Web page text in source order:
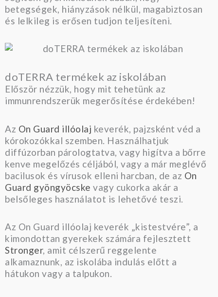
betegségek, hiányzások nélkül, magabiztosan
és lelkileg is erősen tudjon teljesíteni.
doTERRA termékek az iskolában
Először nézzük, hogy mit tehetünk az
immunrendszerük megerősítése érdekében!
Az On Guard illóolaj keverék, pajzsként véd a
kórokozókkal szemben. Használhatjuk
diffúzorban párologtatva, vagy higítva a bőrre
kenve megelőzés céljából, vagy a már meglévő
bacilusok és vírusok elleni harcban, de az On
Guard gyöngyöcske vagy cukorka akár a
belsőleges használatot is lehetővé teszi.
Az On Guard illóolaj keverék „kistestvére”, a
kimondottan gyerekek számára fejlesztett
Stronger, amit célszerű reggelente
alkamaznunk, az iskolába indulás előtt a
hátukon vagy a talpukon.